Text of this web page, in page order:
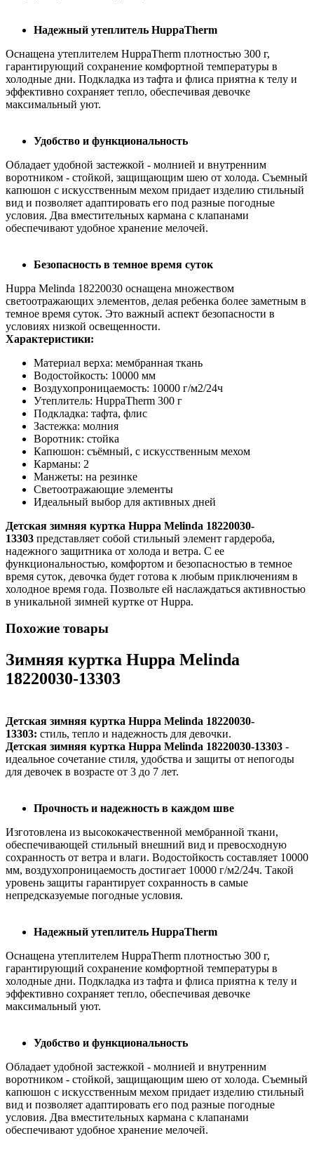
Надежный утеплитель HuppaTherm
Оснащена утеплителем HuppaTherm плотностью 300 г,
гарантирующий сохранение комфортной температуры в
холодные дни. Подкладка из тафта и флиса приятна к телу и
эффективно сохраняет тепло, обеспечивая девочке
максимальный уют.
Удобство и функциональность
Обладает удобной застежкой - молнией и внутренним
воротником - стойкой, защищающим шею от холода. Съемный
капюшон с искусственным мехом придает изделию стильный
вид и позволяет адаптировать его под разные погодные
условия. Два вместительных кармана с клапанами
обеспечивают удобное хранение мелочей.
Безопасность в темное время суток
Huppa Melinda 18220030 оснащена множеством
светоотражающих элементов, делая ребенка более заметным в
темное время суток. Это важный аспект безопасности в
условиях низкой освещенности.
Характеристики:
Материал верха: мембранная ткань
Водостойкость: 10000 мм
Воздухопроницаемость: 10000 г/м2/24ч
Утеплитель: HuppaTherm 300 г
Подкладка: тафта, флис
Застежка: молния
Воротник: стойка
Капюшон: съёмный, с искусственным мехом
Карманы: 2
Манжеты: на резинке
Светоотражающие элементы
Идеальный выбор для активных дней
Детская зимняя куртка Huppa Melinda 18220030-
13303 представляет собой стильный элемент гардероба,
надежного защитника от холода и ветра. С ее
функциональностью, комфортом и безопасностью в темное
время суток, девочка будет готова к любым приключениям в
холодное время года. Позвольте ей наслаждаться активностью
в уникальной зимней куртке от Huppa.
Похожие товары
Зимняя куртка Huppa Melinda
18220030-13303
Детская зимняя куртка Huppa Melinda 18220030-
13303: стиль, тепло и надежность для девочки.
Детская зимняя куртка Huppa Melinda 18220030-13303 -
идеальное сочетание стиля, удобства и защиты от непогоды
для девочек в возрасте от 3 до 7 лет.
Прочность и надежность в каждом шве
Изготовлена из высококачественной мембранной ткани,
обеспечивающей стильный внешний вид и превосходную
сохранность от ветра и влаги. Водостойкость составляет 10000
мм, воздухопроницаемость достигает 10000 г/м2/24ч. Такой
уровень защиты гарантирует сохранность в самые
непредсказуемые погодные условия.
Надежный утеплитель HuppaTherm
Оснащена утеплителем HuppaTherm плотностью 300 г,
гарантирующий сохранение комфортной температуры в
холодные дни. Подкладка из тафта и флиса приятна к телу и
эффективно сохраняет тепло, обеспечивая девочке
максимальный уют.
Удобство и функциональность
Обладает удобной застежкой - молнией и внутренним
воротником - стойкой, защищающим шею от холода. Съемный
капюшон с искусственным мехом придает изделию стильный
вид и позволяет адаптировать его под разные погодные
условия. Два вместительных кармана с клапанами
обеспечивают удобное хранение мелочей.